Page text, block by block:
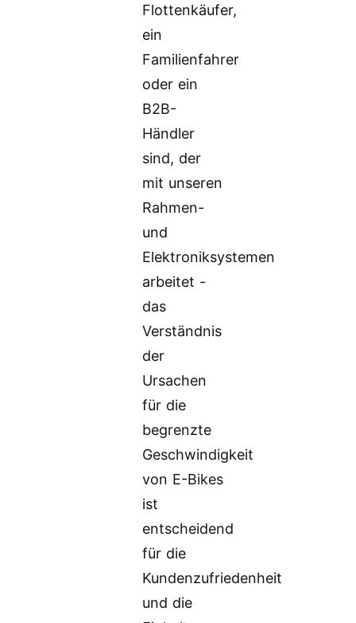
Flottenkäufer,
ein
Familienfahrer
oder ein
B2B-
Händler
sind, der
mit unseren
Rahmen-
und
Elektroniksystemen
arbeitet -
das
Verständnis
der
Ursachen
für die
begrenzte
Geschwindigkeit
von E-Bikes
ist
entscheidend
für die
Kundenzufriedenheit
und die